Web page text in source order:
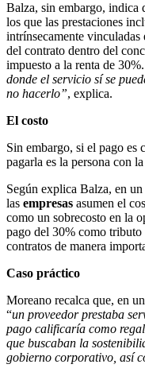
Balza, sin embargo, indica
los que las prestaciones
intrínsecamente
del contrato dentro del
impuesto a la renta de 30%.
donde el servicio sí se
no hacerlo”, explica.
El costo
Sin embargo, si el pago es
pagarla es la persona con
Según explica Balza, en
las empresas asumen el
como un sobrecosto en la
pago del 30% como tributo
contratos de manera
Caso práctico
Moreano recalca que, en
“un proveedor prestaba
pago calificaría como
que buscaban la
gobierno corporativo, así